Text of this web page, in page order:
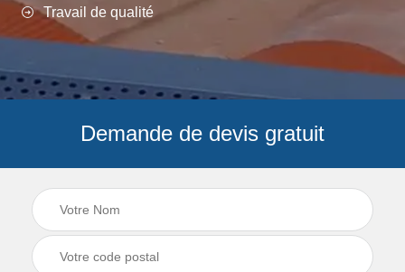
Travail de qualité
Demande de devis gratuit